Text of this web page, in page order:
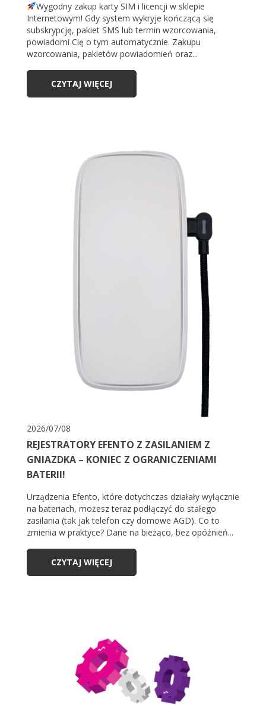
Wygodny zakup karty SIM i licencji w sklepie
Internetowym! Gdy system wykryje kończącą się
subskrypcję, pakiet SMS lub termin wzorcowania,
powiadomi Cię o tym automatycznie. Zakupu
wzorcowania, pakietów powiadomień oraz...
CZYTAJ WIĘCEJ
2026/07/08
REJESTRATORY EFENTO Z ZASILANIEM Z
GNIAZDKA – KONIEC Z OGRANICZENIAMI
BATERII!
Urządzenia Efento, które dotychczas działały wyłącznie
na bateriach, możesz teraz podłączyć do stałego
zasilania (tak jak telefon czy domowe AGD). Co to
zmienia w praktyce? Dane na bieżąco, bez opóźnień...
CZYTAJ WIĘCEJ